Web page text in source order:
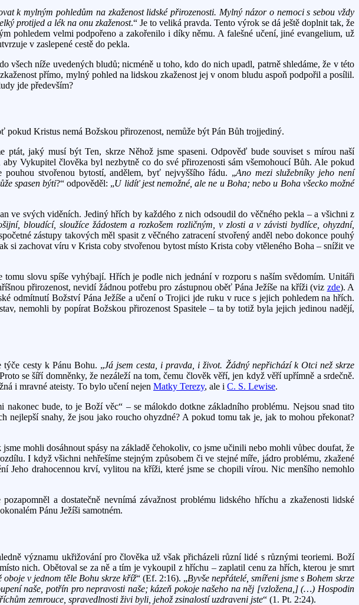
k mylným pohledům na zkaženost lidské přirozenosti. Mylný názor o nemoci s sebou vždy
protijed a lék na onu zkaženost.“ Je to veliká pravda. Tento výrok se dá ještě doplnit tak, že
pohledem velmi podpořeno a zakořenilo i díky němu. A falešné učení, jiné evangelium, už
v zaslepené cestě do pekla.
všech níže uvedených bludů; nicméně u toho, kdo do nich upadl, patrně shledáme, že v této
přímo, mylný pohled na lidskou zkaženost jej v onom bludu aspoň podpořil a posílil.
jde především?
pokud Kristus nemá Božskou přirozenost, nemůže být Pán Bůh trojjediný.
ptát, jaký musí být Ten, skrze Něhož jsme spaseni. Odpověď bude souviset s mírou naší
Vykupitel člověka byl nezbytně co do své přirozenosti sám všemohoucí Bůh. Ale pokud
stvořenou bytostí, andělem, byť nejvyššího řádu. „Ano mezi služebníky jeho není
spasen býti?“ odpověděl: „U lidíť jest nemožné, ale ne u Boha; nebo u Boha všecko možné
ve svých viděních. Jediný hřích by každého z nich odsoudil do věčného pekla – a všichni z
bloudící, sloužíce žádostem a rozkošem rozličným, v zlosti a v závisti bydlíce, ohyzdní,
zástupy takových měl spasit z věčného zatracení stvořený anděl nebo dokonce pouhý
si zachovat víru v Krista coby stvořenou bytost místo Krista coby vtěleného Boha – snížit ve
slovu spíše vyhýbají. Hřích je podle nich jednání v rozporu s naším svědomím. Unitáři
přirozenost, nevidí žádnou potřebu pro zástupnou oběť Pána Ježíše na kříži (viz zde). A
odmítnutí Božství Pána Ježíše a učení o Trojici jde ruku v ruce s jejich pohledem na hřích.
nemohli by popírat Božskou přirozenost Spasitele – ta by totiž byla jejich jedinou nadějí,
týče cesty k Pánu Bohu. „Já jsem cesta, i pravda, i život. Žádný nepřichází k Otci než skrze
se šíří domněnky, že nezáleží na tom, čemu člověk věří, jen když věří upřímně a srdečně.
i mravné ateisty. To bylo učení nejen Matky Terezy, ale i C. S. Lewise.
bude, to je Boží věc“ – se málokdo dotkne základního problému. Nejsou snad tito
snahy, že jsou jako roucho ohyzdné? A pokud tomu tak je, jak to mohou překonat?
mohli dosáhnout spásy na základě čehokoliv, co jsme učinili nebo mohli vůbec doufat, že
I když všichni nehřešíme stejným způsobem či ve stejné míře, jádro problému, zkažené
Jeho drahocennou krví, vylitou na kříži, které jsme se chopili vírou. Nic menšího nemohlo
a dostatečně nevnímá závažnost problému lidského hříchu a zkaženosti lidské
Pánu Ježíši samotném.
významu ukřižování pro člověka už však přicházeli různí lidé s různými teoriemi. Boží
nich. Obětoval se za ně a tím je vykoupil z hříchu – zaplatil cenu za hřích, kterou je smrt
oboje v jednom těle Bohu skrze kříž“ (Ef. 2:16). „Byvše nepřátelé, smířeni jsme s Bohem skrze
naše, potřín pro nepravosti naše; kázeň pokoje našeho na něj [vzložena,] (…) Hospodin
zemrouce, spravedlnosti živi byli, jehož zsinalostí uzdraveni jste“ (1. Pt. 2:24).